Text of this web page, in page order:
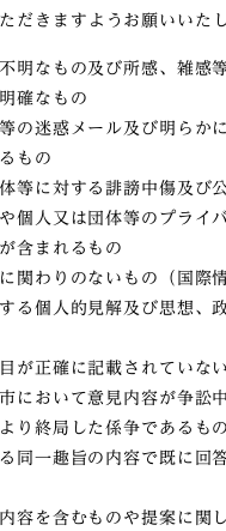
だきますようお願いいた
明なもの及び所感、雑感
確なもの
の迷惑メール及び明らか
もの
等に対する誹謗中傷及び
個人又は団体等のプライ
含まれるもの
関わりのないもの（国際
る個人的見解及び思想、
が正確に記載されていな
において意見内容が争訟
り終局した係争であるもの
同一趣旨の内容で既に回
容を含むものや提案に関